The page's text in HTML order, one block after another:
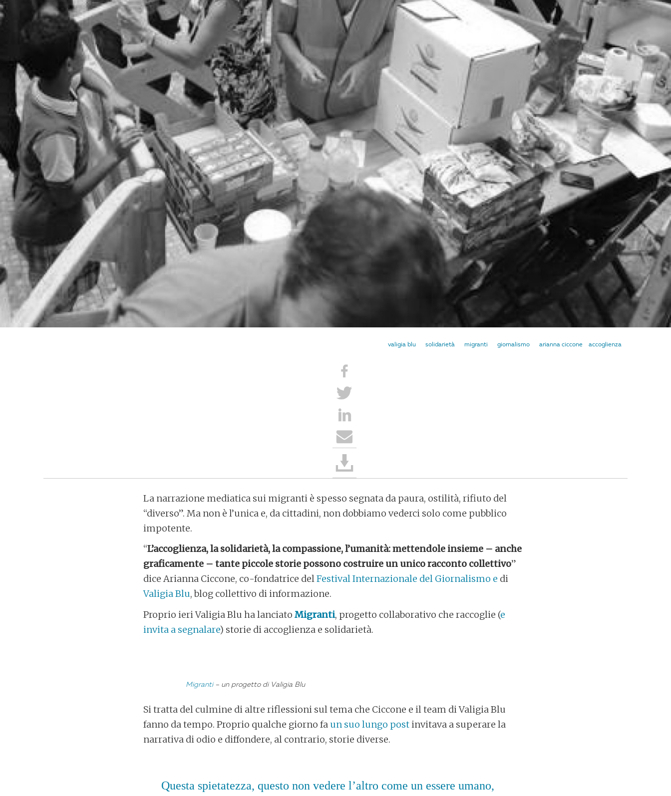
accoglienza
arianna ciccone
giornalismo
migranti
solidarietà
valigia blu
La narrazione mediatica sui migranti è spesso segnata da paura, ostilità, rifiuto del
“diverso”. Ma non è l’unica e, da cittadini, non dobbiamo vederci solo come pubblico
impotente.
“L’accoglienza, la solidarietà, la compassione, l’umanità: mettendole insieme – anche
graficamente – tante piccole storie possono costruire un unico racconto collettivo”
dice Arianna Ciccone, co-fondatrice delFestival Internazionale del Giornalismo e di
Valigia Blu, blog collettivo di informazione.
Proprio ieri Valigia Blu ha lanciato Migranti, progetto collaborativo che raccoglie (e
invita a segnalare) storie di accoglienza e solidarietà.
Migranti– un progetto di Valigia Blu
Si tratta del culmine di altre riflessioni sul tema che Ciccone e il team di Valigia Blu
fanno da tempo. Proprio qualche giorno fa un suo lungo postinvitava a superare la
narrativa di odio e diffondere, al contrario, storie diverse.
Questa spietatezza, questo non vedere l’altro come un essere umano,